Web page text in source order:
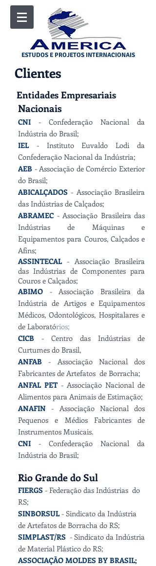
ESTUDOS E PROJETOS INTERNACIONAIS
Clientes
Entidades Empresariais
Nacionais
CNI
- Confederação Nacional da
Indústria do Brasil;
IEL
- Instituto Euvaldo Lodi da
Confederação Nacional da Indústria;
AEB - Associação de Comércio Exterior
do Brasil;
ABICALÇADOS - Associação Brasileira
das Indústrias de Calçados;
ABRAMEC - Associação Brasileira das
Indústrias de Máquinas e
Equipamentos para Couros, Calçados e
Afins;
ASSINTECAL - Associação Brasileira
das Indústrias de Componentes para
Couros e Calçados;
ABIMO - Associação Brasileira da
Indústria de Artigos e Equipamentos
Médicos, Odontológicos, Hospitalares e
de Laboratórios;
CICB
- Centro das Indústrias de
Curtumes do Brasil,
ANFAB
- Associação Nacional dos
Fabricantes de Artefatos de Borracha;
ANFAL PET - Associação Nacional de
Alimentos para Animais de Estimação;
ANAFIN - Associação Nacional dos
Pequenos e Médios Fabricantes de
Instrumentos Musicais.
CNI
- Confederação Nacional da
Indústria do Brasil;
Rio Grande do Sul
FIERGS - Federação das Indústrias do
RS;
SINBORSUL - Sindicato da Indústria
de Artefatos de Borracha do RS;
SIMPLAST/RS - Sindicato da Indústria
de Material Plástico do RS;
ASSOCIAÇÃO MOLDES BY BRASIL;